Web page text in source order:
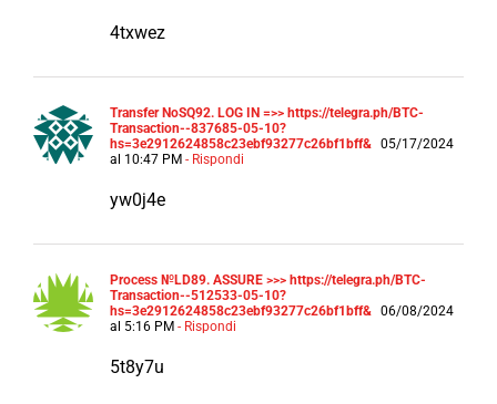
4txwez
Тrаnsfеr NоSQ92. LОG IN =>> https://telegra.ph/BTC-
Transaction--837685-05-10?
hs=3e2912624858c23ebf93277c26bf1bff& 05/17/2024
al 10:47 PM - Rispondi
yw0j4e
Рrосеss №LD89. АSSURЕ >>> https://telegra.ph/BTC-
Transaction--512533-05-10?
hs=3e2912624858c23ebf93277c26bf1bff& 06/08/2024
al 5:16 PM - Rispondi
5t8y7u